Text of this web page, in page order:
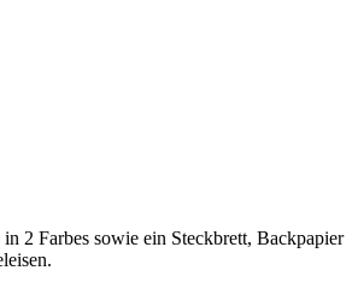
2 Farbes sowie ein Steckbrett, Backpapier